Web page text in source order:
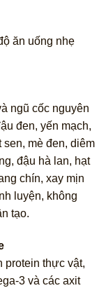
ăn uống nhẹ
ngũ cốc nguyên
đen, yến mạch,
mè đen, diêm
đậu hà lan, hạt
chín, xay mịn
luyện, không
tạo.
protein thực vật,
3 và các axit